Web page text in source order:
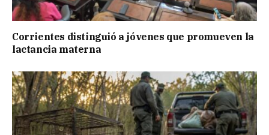
Corrientes distinguió a jóvenes que promueven la
lactancia materna